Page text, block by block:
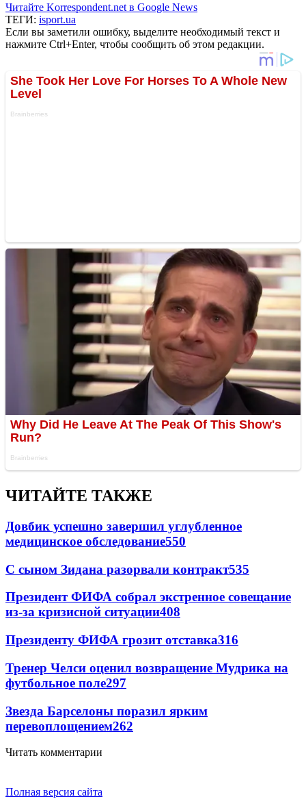
Читайте Korrespondent.net в Google News
ТЕГИ: isport.ua
Если вы заметили ошибку, выделите необходимый текст и
нажмите Ctrl+Enter, чтобы сообщить об этом редакции.
ЧИТАЙТЕ ТАКЖЕ
Довбик успешно завершил углубленное
медицинское обследование550
С сыном Зидана разорвали контракт535
Президент ФИФА собрал экстренное совещание
из-за кризисной ситуации408
Президенту ФИФА грозит отставка316
Тренер Челси оценил возвращение Мудрика на
футбольное поле297
Звезда Барселоны поразил ярким
перевоплощением262
Читать комментарии
Полная версия сайта